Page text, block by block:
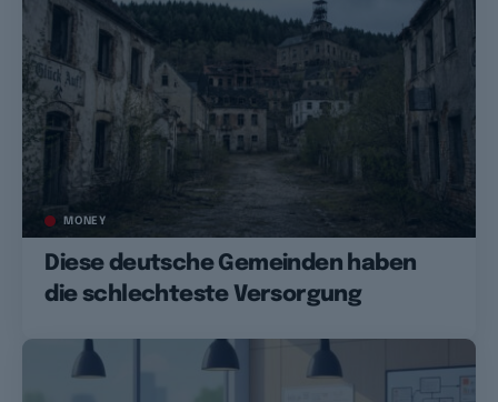
MONEY
Diese deutsche Gemeinden haben
die schlechteste Versorgung